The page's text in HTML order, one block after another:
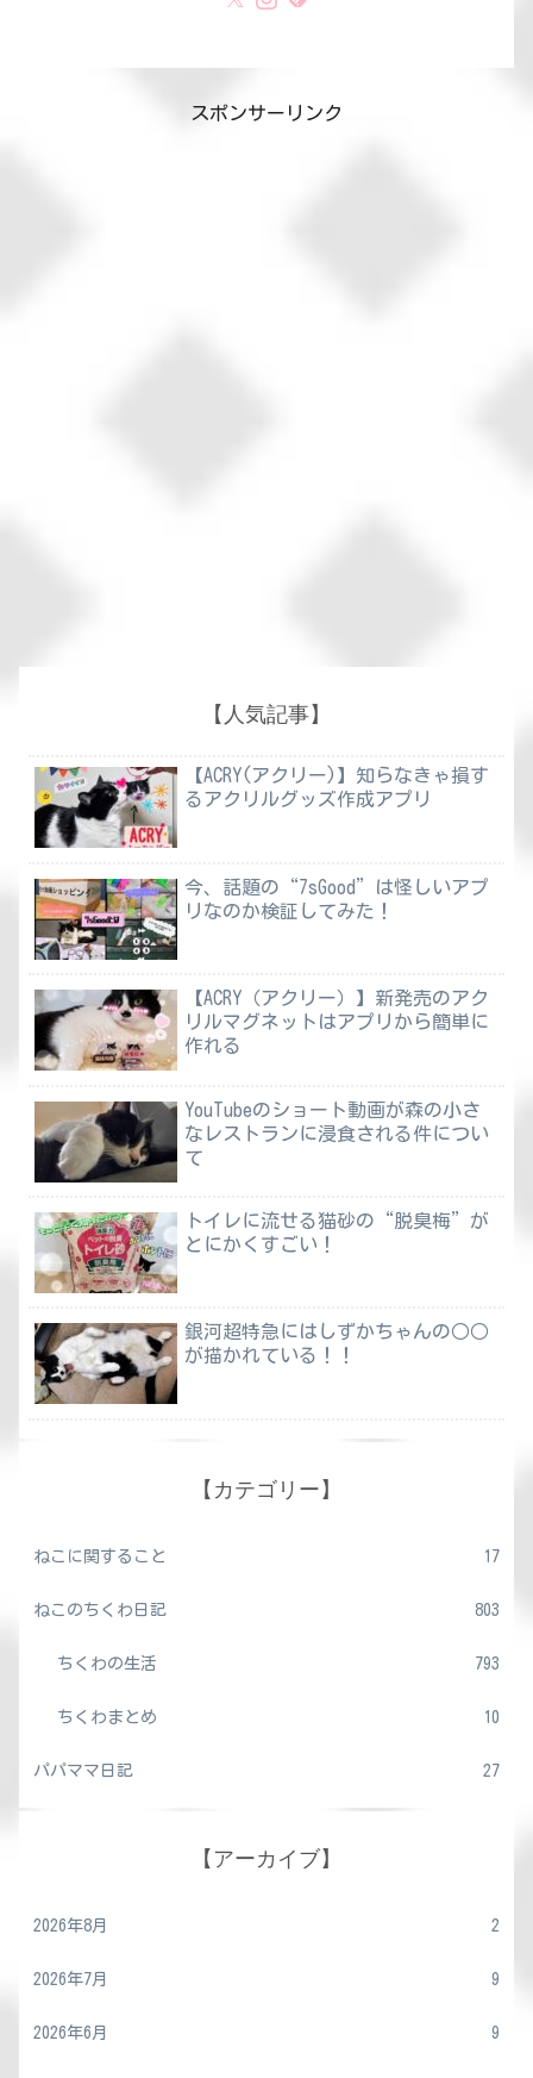
スポンサーリンク
【人気記事】
【ACRY(アクリー)】知らなきゃ損す
るアクリルグッズ作成アプリ
今、話題の“7sGood”は怪しいアプ
リなのか検証してみた！
【ACRY（アクリー）】新発売のアク
リルマグネットはアプリから簡単に
作れる
YouTubeのショート動画が森の小さ
なレストランに浸食される件につい
て
トイレに流せる猫砂の“脱臭梅”が
とにかくすごい！
銀河超特急にはしずかちゃんの○○
が描かれている！！
【カテゴリー】
ねこに関すること 17
ねこのちくわ日記 803
ちくわの生活 793
ちくわまとめ 10
パパママ日記 27
【アーカイブ】
2026年8月 2
2026年7月 9
2026年6月 9